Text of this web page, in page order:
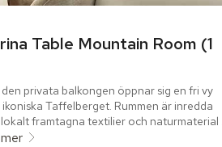
Table Mountain Room (1
den privata balkongen öppnar sig en fri vy
Taffelberget. Rummen är inredda
lokalt framtagna textilier och naturmaterial
en känsla av stillhet mitt i stadens puls.